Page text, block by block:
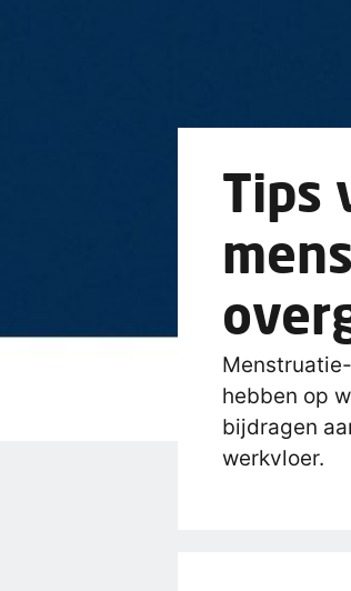
Tips
hebben op
bijdragen
werkvloer.